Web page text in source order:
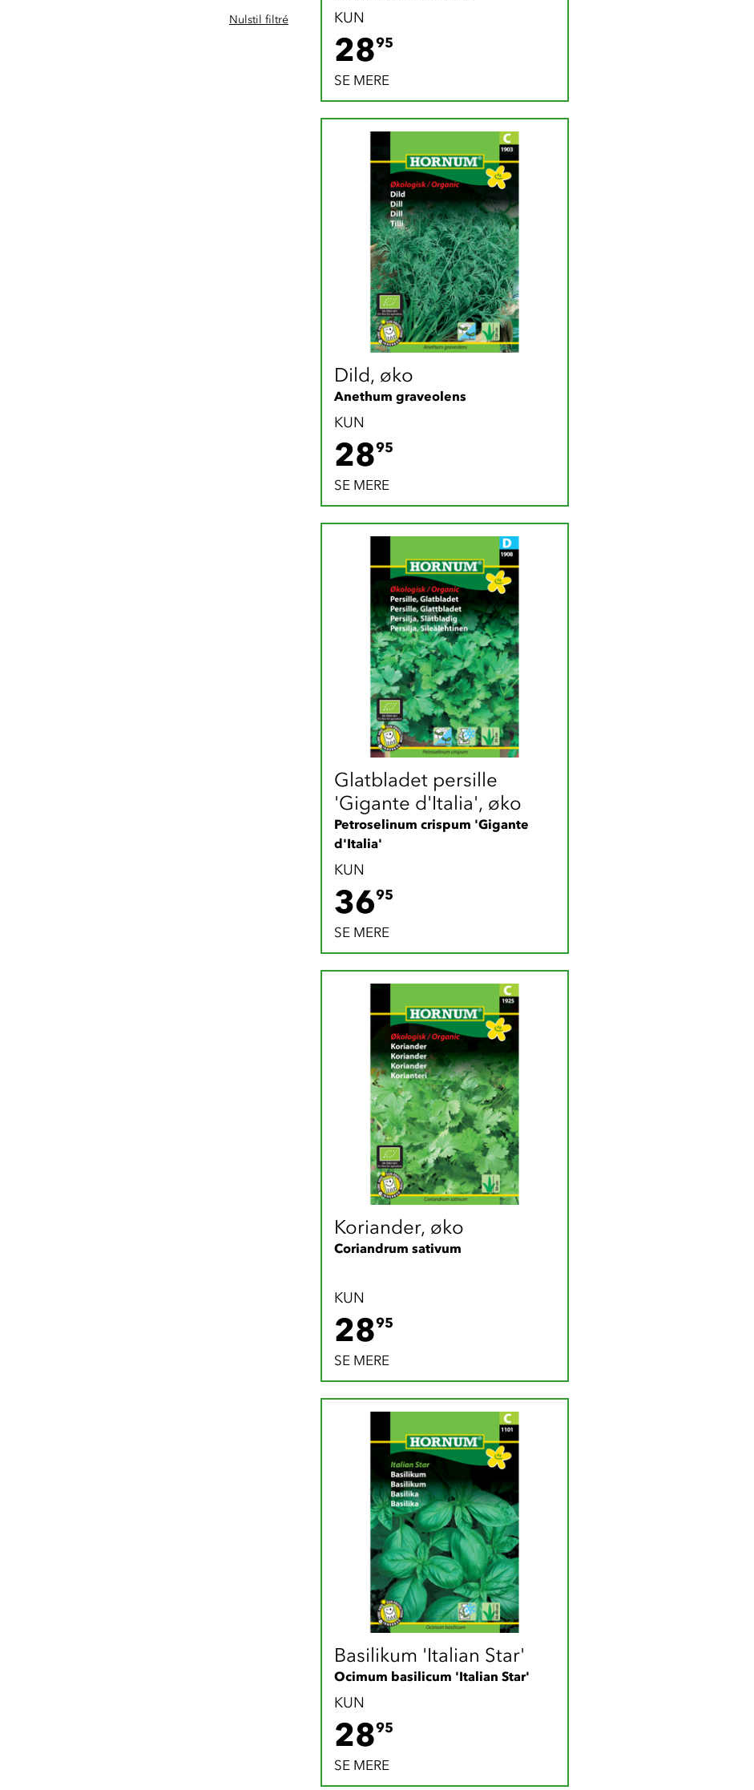
Nulstil filtré KUN
2895
SE MERE
Dild, øko
Anethum graveolens
KUN
2895
SE MERE
Glatbladet persille
'Gigante d'Italia', øko
Petroselinum crispum 'Gigante
d'Italia'
KUN
3695
SE MERE
Koriander, øko
Coriandrum sativum
KUN
2895
SE MERE
Basilikum 'Italian Star'
Ocimum basilicum 'Italian Star'
KUN
2895
SE MERE